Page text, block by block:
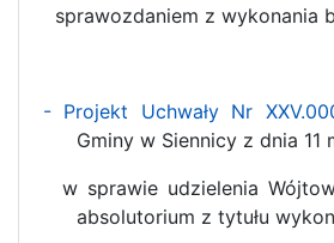
sprawozdaniem z wykonania
- Projekt Uchwały Nr
Gminy w Siennicy z dnia 11
w sprawie udzielenia
absolutorium z tytułu